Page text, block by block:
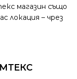
магазин също
локация – чрез